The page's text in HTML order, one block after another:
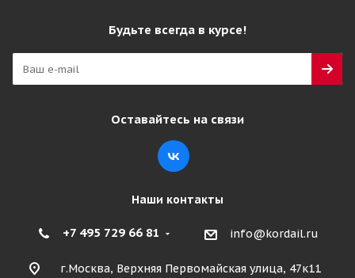
Будьте всегда в курсе!
Оставайтесь на связи
Наши контакты
+7 495 729 66 81 info@kordail.ru
г.Москва, Верхняя Первомайская улица, 47к11